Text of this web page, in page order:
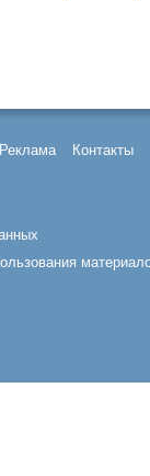
Реклама Контакты